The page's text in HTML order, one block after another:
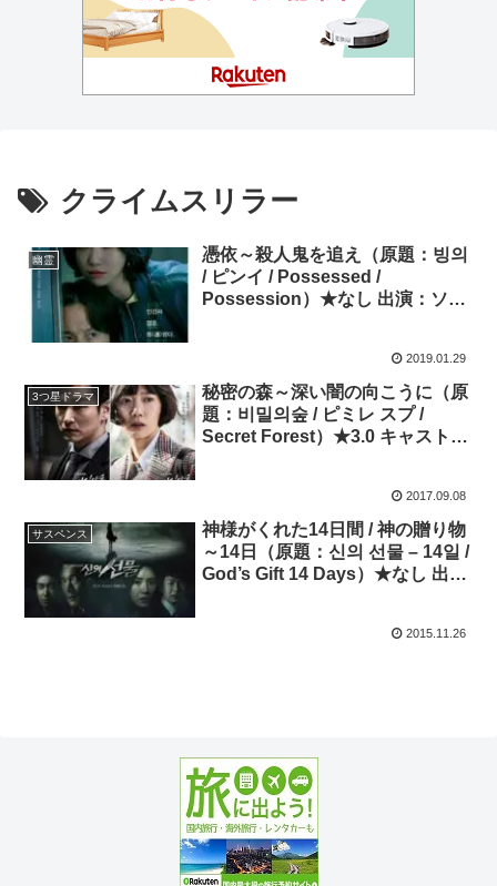
クライムスリラー
幽霊
憑依～殺人鬼を追え（原題：빙의
/ ピンイ / Possessed /
Possession）★なし 出演：ソ
2019.01.29
3つ星ドラマ
秘密の森～深い闇の向こうに（原
題：비밀의숲 / ピミレ スプ /
Secret Forest）★3.0 キャスト：
2017.09.08
サスペンス
神様がくれた14日間 / 神の贈り物
～14日（原題：신의 선물 – 14일 /
God’s Gift 14 Days）★なし 出
2015.11.26